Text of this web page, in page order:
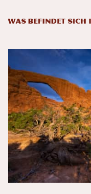
WAS BEFINDET SICH